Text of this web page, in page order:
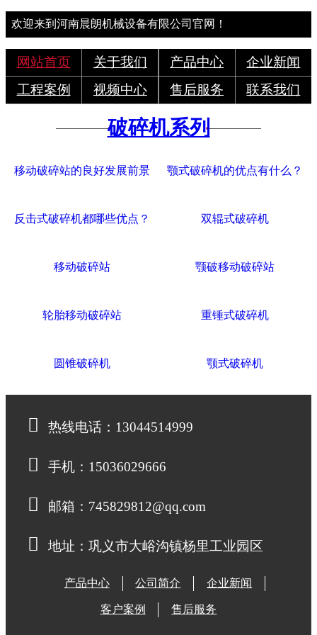
欢迎来到河南晨朗机械设备有限公司官网！
网站首页 关于我们 产品中心
企业新闻
工程案例
视频中心 售后服务 联系我们
破碎机系列
移动破碎站的良好发展前景 颚式破碎机的优点有什么？
反击式破碎机都哪些优点？ 双辊式破碎机
移动破碎站 颚破移动破碎站
轮胎移动破碎站 重锤式破碎机
圆锥破碎机 颚式破碎机
热线电话：13044514999
手机：15036029666
邮箱：745829812@qq.com
地址：巩义市大峪沟镇杨里工业园区
产品中心 公司简介 企业新闻
客户案例 售后服务